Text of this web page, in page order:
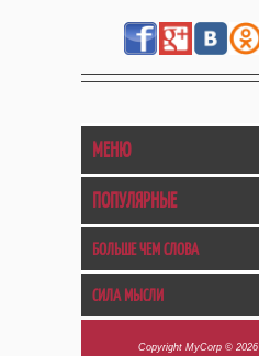
МЕНЮ
ПОПУЛЯРНЫЕ
БОЛЬШЕ ЧЕМ СЛОВА
СИЛА МЫСЛИ
Copyright MyCorp © 2026